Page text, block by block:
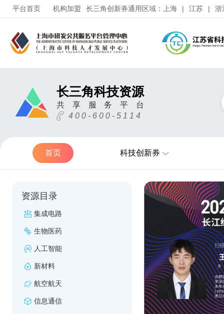
平台首页 机构加盟 长三角创新券通用区域： 上海 | 江苏 | 浙
长三角科技资源
共 享 服 务 平
台
4 0 0 - 6 0 0 - 5 1 1 4
首页 科技创新券
资源目录
集成电路
生物医药
人工智能
新材料
航空航天
信息通信